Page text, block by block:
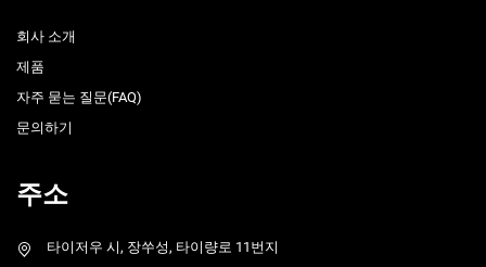
회사 소개
제품
자주 묻는 질문(FAQ)
문의하기
주소
타이저우 시, 장쑤성, 타이량로 11번지